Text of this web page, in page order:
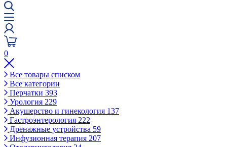
0
Все товары списком
Все категории
Перчатки 393
Урология 229
Акушерство и гинекология 137
Гастроэнтерология 222
Дренажные устройства 59
Инфузионная терапия 207